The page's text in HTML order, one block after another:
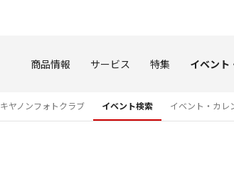
商品情報 サービス 特集 イベント
キヤノンフォトクラブ イベント検索 イベント・カレ